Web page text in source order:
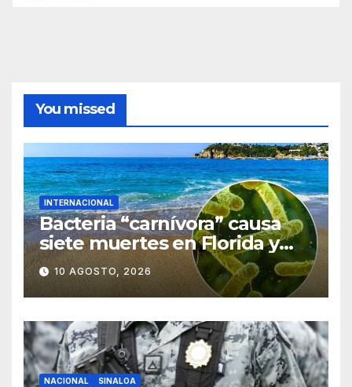
You missed
INTERNACIONAL
Bacteria “carnívora” causa
siete muertes en Florida y
Luisiana; alertan a bañistas
10 AGOSTO, 2026
NACIONAL SINALOA